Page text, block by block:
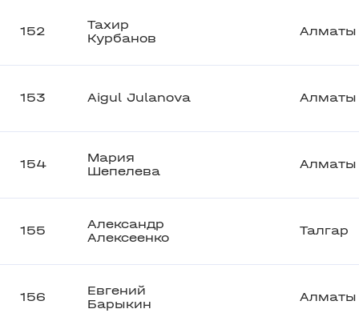
152
Тахир
Курбанов
Алматы
153 Aigul Julanova Алматы
154
Мария
Шепелева
Алматы
155
Александр
Алексеенко
Талгар
156
Евгений
Барыкин
Алматы